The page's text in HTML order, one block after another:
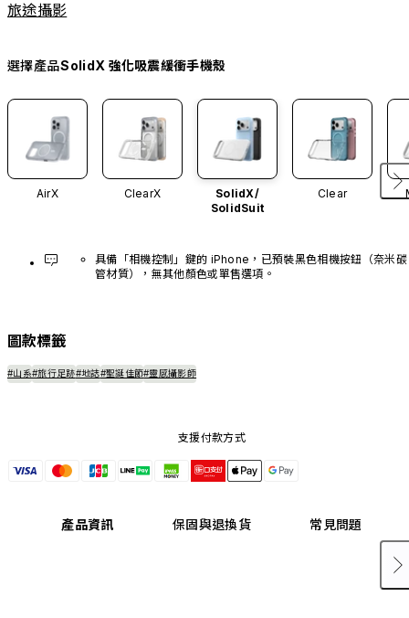
旅途攝影
選擇產品SolidX 強化吸震緩衝手機殼
AirX ClearX
SolidX/
SolidSuit
Clear
具備「相機控制」鍵的 iPhone，已預裝黑色相機按鈕（奈米碳
管材質），無其他顏色或單售選項。
圖款標籤
#山系#旅行足跡#地誌#聖誕佳節#靈感攝影師
支援付款方式
產品資訊 保固與退換貨 常見問題